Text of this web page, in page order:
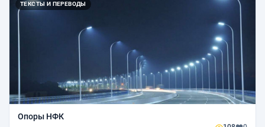
ТЕКСТЫ И ПЕРЕВОДЫ
Опоры НФК